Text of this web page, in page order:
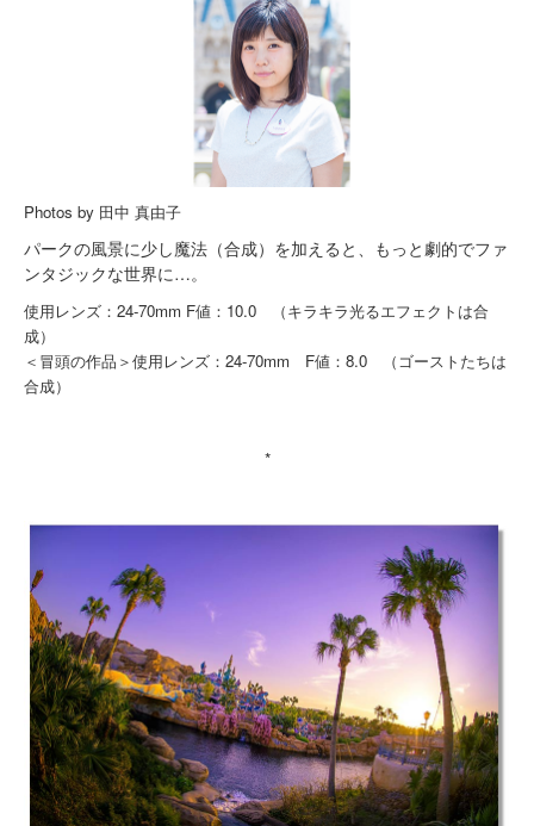
Photos by 田中 真由子
パークの風景に少し魔法（合成）を加えると、もっと劇的でファ
ンタジックな世界に…。
使用レンズ：24-70mm F値：10.0 （キラキラ光るエフェクトは合
成）
＜冒頭の作品＞使用レンズ：24-70mm F値：8.0 （ゴーストたちは
合成）
*